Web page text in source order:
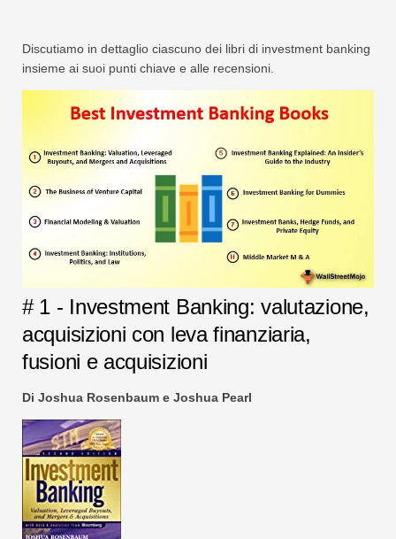
Discutiamo in dettaglio ciascuno dei libri di investment banking
insieme ai suoi punti chiave e alle recensioni.
# 1 - Investment Banking: valutazione,
acquisizioni con leva finanziaria,
fusioni e acquisizioni
Di Joshua Rosenbaum e Joshua Pearl